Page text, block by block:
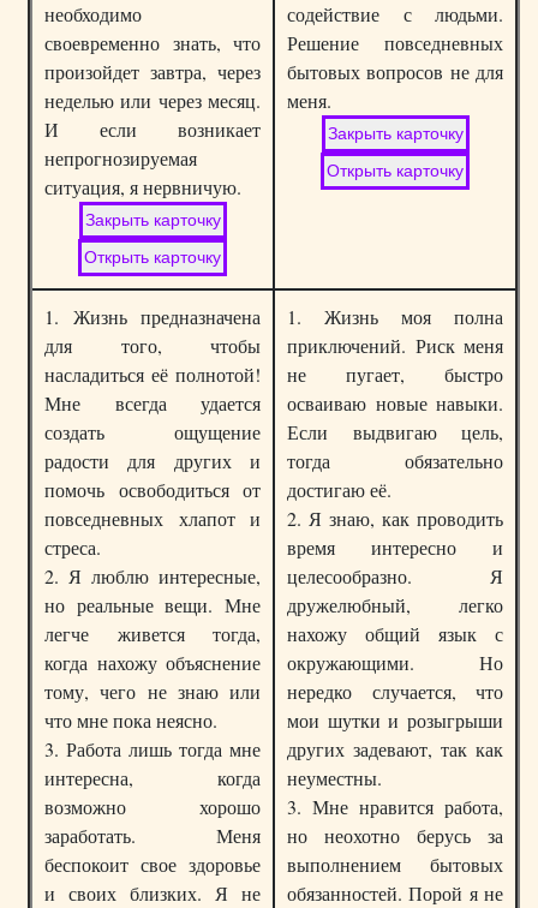
необходимо
своевременно знать, что
произойдет завтра, через
неделью или через месяц.
И если возникает
непрогнозируемая
ситуация, я нервничую.
содействие с людьми.
Решение повседневных
бытовых вопросов не для
меня.
1. Жизнь предназначена
для того, чтобы
насладиться её полнотой!
Мне всегда удается
создать ощущение
радости для других и
помочь освободиться от
повседневных хлапот и
стреса.
2. Я люблю интересные,
но реальные вещи. Мне
легче живется тогда,
когда нахожу объяснение
тому, чего не знаю или
что мне пока неясно.
3. Работа лишь тогда мне
интересна, когда
возможно хорошо
заработать. Меня
беспокоит свое здоровье
и своих близких. Я не
1. Жизнь моя полна
приключений. Риск меня
не пугает, быстро
осваиваю новые навыки.
Если выдвигаю цель,
тогда обязательно
достигаю её.
2. Я знаю, как проводить
время интересно и
целесообразно. Я
дружелюбный, легко
нахожу общий язык с
окружающими. Но
нередко случается, что
мои шутки и розыгрыши
других задевают, так как
неуместны.
3. Мне нравится работа,
но неохотно берусь за
выполнением бытовых
обязанностей. Порой я не